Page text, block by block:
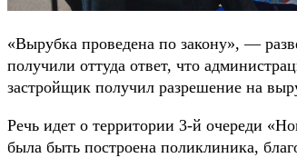
«Вырубка проведена по закону», —
получили оттуда ответ, что
застройщик получил разрешение на
Речь идет о территории 3-й очереди
была быть построена поликлиника,